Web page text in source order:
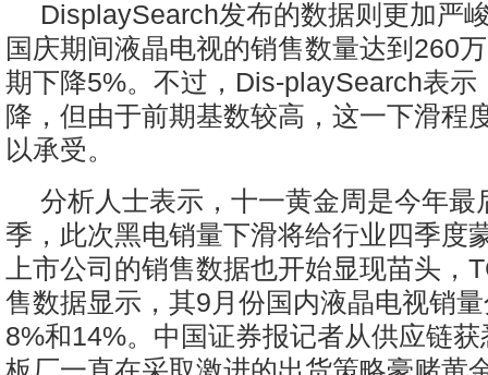
DisplaySearch发布的数据则更加严
国庆期间液晶电视的销售数量达到260
期下降5%。不过，Dis-playSearch表示
降，但由于前期基数较高，这一下滑程
以承受。
分析人士表示，十一黄金周是今年最
季，此次黑电销量下滑将给行业四季度
上市公司的销售数据也开始显现苗头，
售数据显示，其9月份国内液晶电视销
8%和14%。中国证券报记者从供应链